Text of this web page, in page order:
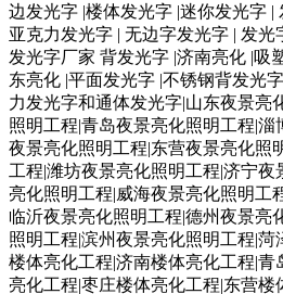
边发光字 |楼体发光字 |迷你发光字 |
亚克力发光字 | 无边字发光字 | 发光
发光字厂家 背发光字 |济南亮化 |吸
东亮化 |平面发光字 |不锈钢背发光
力发光字和通体发光字|山东夜景亮
照明工程|青岛夜景亮化照明工程|淄
夜景亮化照明工程|东营夜景亮化照
工程|潍坊夜景亮化照明工程|济宁
亮化照明工程|威海夜景亮化照明工
临沂夜景亮化照明工程|德州夜景亮
照明工程|滨州夜景亮化照明工程|
楼体亮化工程|济南楼体亮化工程|
亮化工程|枣庄楼体亮化工程|东营